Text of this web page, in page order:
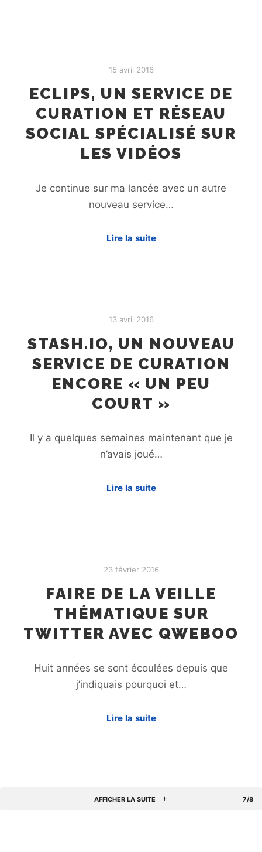
15 avril 2016
ECLIPS, UN SERVICE DE
CURATION ET RÉSEAU
SOCIAL SPÉCIALISÉ SUR
LES VIDÉOS
Je continue sur ma lancée avec un autre
nouveau service…
Lire la suite
13 avril 2016
STASH.IO, UN NOUVEAU
SERVICE DE CURATION
ENCORE « UN PEU
COURT »
Il y a quelques semaines maintenant que je
n’avais joué…
Lire la suite
23 février 2016
FAIRE DE LA VEILLE
THÉMATIQUE SUR
TWITTER AVEC QWEBOO
Huit années se sont écoulées depuis que
j’indiquais pourquoi et…
Lire la suite
AFFICHER LA SUITE 7/8